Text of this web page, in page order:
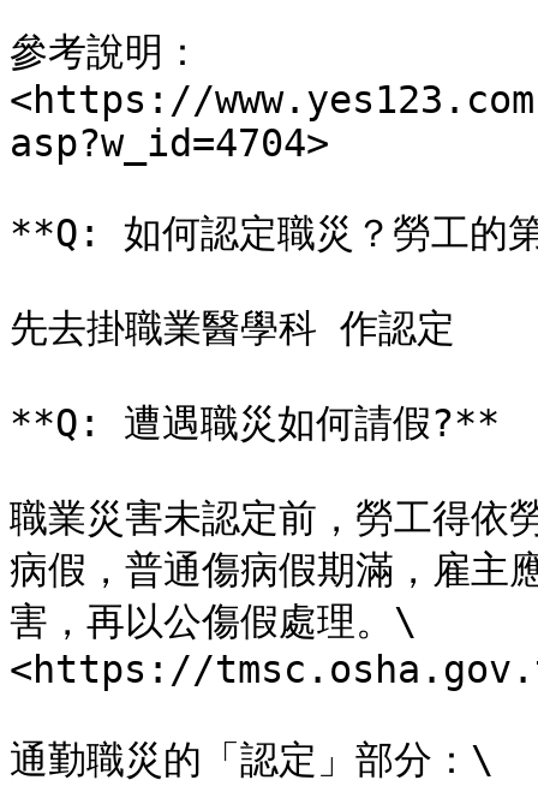
參考說明：
<https://
asp?w_id=4704>
**Q: 如何認定職災？勞工的
先去掛職業醫學科 作認定
**Q: 遭遇職災如何請假?**
職業災害未認定前，勞工得依
病假，普通傷病假期滿，雇主
害，再以公傷假處理。\
<https://
通勤職災的「認定」部分：\